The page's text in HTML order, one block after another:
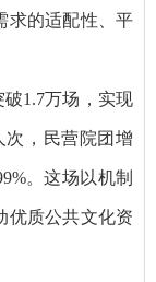
求的适配性、平
破1.7万场，实现
次，民营院团增
。这场以机制
优质公共文化资